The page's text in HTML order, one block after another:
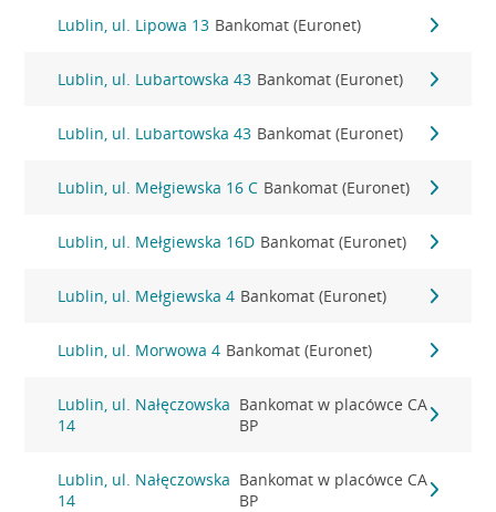
Lublin, ul. Lipowa 13 Bankomat (Euronet)
Lublin, ul. Lubartowska 43 Bankomat (Euronet)
Lublin, ul. Lubartowska 43 Bankomat (Euronet)
Lublin, ul. Mełgiewska 16 C Bankomat (Euronet)
Lublin, ul. Mełgiewska 16D Bankomat (Euronet)
Lublin, ul. Mełgiewska 4 Bankomat (Euronet)
Lublin, ul. Morwowa 4 Bankomat (Euronet)
Lublin, ul. Nałęczowska
14
Bankomat w placówce CA
BP
Lublin, ul. Nałęczowska
14
Bankomat w placówce CA
BP